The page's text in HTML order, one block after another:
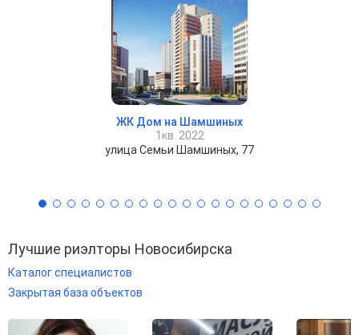
ЖК Дом на Шамшиных
1кв. 2022
улица Семьи Шамшиных, 77
Лучшие риэлторы Новосибирска
Каталог специалистов
Закрытая база объектов